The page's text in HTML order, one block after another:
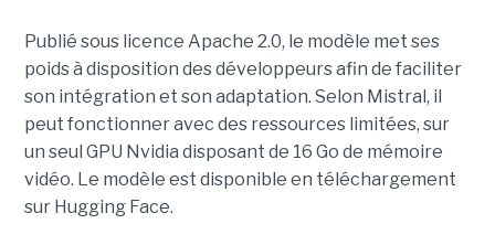
Publié sous licence Apache 2.0, le modèle met ses
poids à disposition des développeurs afin de faciliter
son intégration et son adaptation. Selon Mistral, il
peut fonctionner avec des ressources limitées, sur
un seul GPU Nvidia disposant de 16 Go de mémoire
vidéo. Le modèle est disponible en téléchargement
sur Hugging Face.